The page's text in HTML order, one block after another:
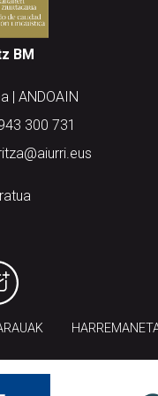
BM
| ANDOAIN
300 731